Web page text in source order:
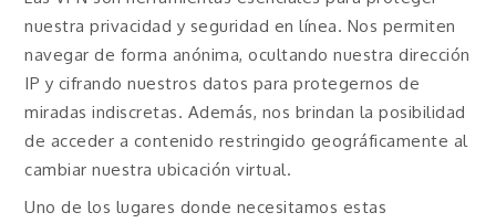
nuestra privacidad y seguridad en línea. Nos permiten
navegar de forma anónima, ocultando nuestra dirección
IP y cifrando nuestros datos para protegernos de
miradas indiscretas. Además, nos brindan la posibilidad
de acceder a contenido restringido geográficamente al
cambiar nuestra ubicación virtual.
Uno de los lugares donde necesitamos estas